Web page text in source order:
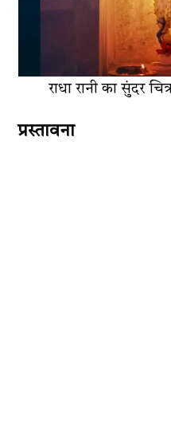
राधा रानी का सुंदर
प्रस्तावना